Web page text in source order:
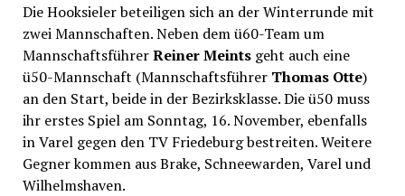
Die Hooksieler beteiligen sich an der Winterrunde mit
zwei Mannschaften. Neben dem ü60-Team um
MannschaftsführerReiner Meintsgeht auch eine
ü50-Mannschaft (Mannschaftsführer Thomas Otte)
an den Start, beide in der Bezirksklasse. Die ü50 muss
ihr erstes Spiel am Sonntag, 16. November, ebenfalls
in Varel gegen den TV Friedeburg bestreiten. Weitere
Gegner kommen aus Brake, Schneewarden, Varel und
Wilhelmshaven.